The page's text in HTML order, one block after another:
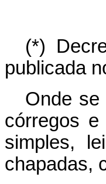
(*)
publicada
Onde se
córregos e
simples,
chapadas,